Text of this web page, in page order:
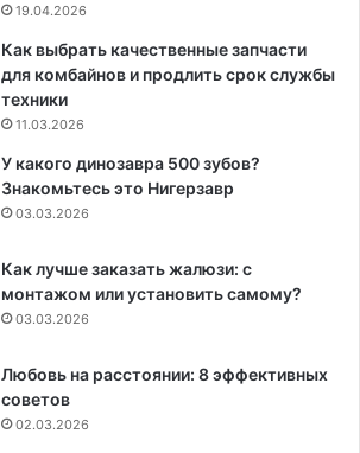
19.04.2026
Как выбрать качественные запчасти
для комбайнов и продлить срок службы
техники
11.03.2026
У какого динозавра 500 зубов?
Знакомьтесь это Нигерзавр
03.03.2026
Как лучше заказать жалюзи: с
монтажом или установить самому?
03.03.2026
Любовь на расстоянии: 8 эффективных
советов
02.03.2026